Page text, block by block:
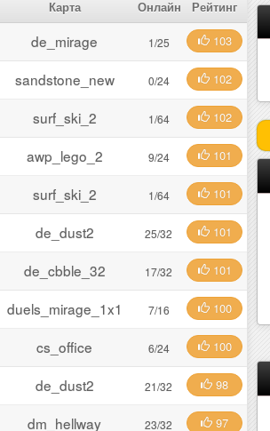
Карта Онлайн Рейтинг
de_mirage 1/25 103
sandstone_new 0/24 102
surf_ski_2 1/64 102
awp_lego_2 9/24 101
surf_ski_2 1/64 101
de_dust2 25/32 101
de_cbble_32 17/32 101
duels_mirage_1x1 7/16 100
cs_office 6/24 100
de_dust2 21/32 98
dm_hellway 23/32 97